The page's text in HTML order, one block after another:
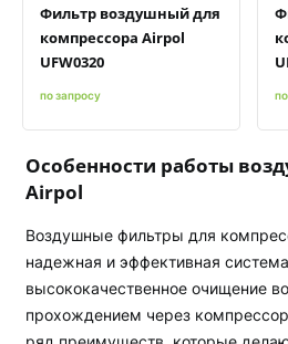
Фильтр воздушный для
компрессора Airpol
UFW0320
по запросу
Особенности работы
Airpol
Воздушные фильтры для
надежная и эффективная
высококачественное очищение
прохождением через